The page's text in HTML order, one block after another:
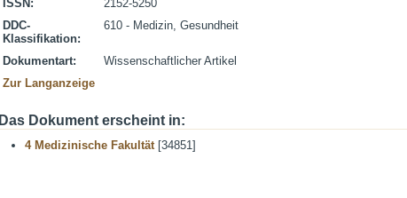
ISSN:
2152-5250
DDC-
Klassifikation:
610 - Medizin, Gesundheit
Dokumentart:
Wissenschaftlicher Artikel
Zur Langanzeige
Das Dokument erscheint in:
4 Medizinische Fakultät[34851]